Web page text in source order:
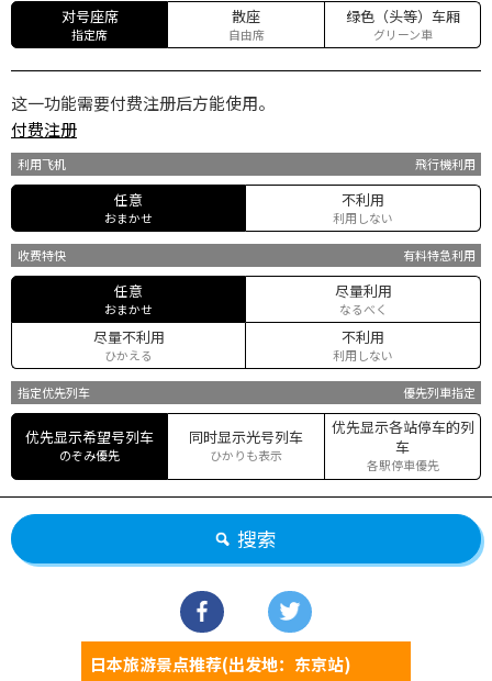
对号座席
指定席
散座
自由席
绿色（头等）车厢
グリーン車
这一功能需要付费注册后方能使用。
付费注册
利用飞机 飛行機利用
任意
おまかせ
不利用
利用しない
收费特快 有料特急利用
任意
おまかせ
尽量利用
なるべく
尽量不利用
ひかえる
不利用
利用しない
指定优先列车 優先列車指定
优先显示希望号列车
のぞみ優先
同时显示光号列车
ひかりも表示
优先显示各站停车的列
车
各駅停車優先
搜索
日本旅游景点推荐(出发地：东京站)